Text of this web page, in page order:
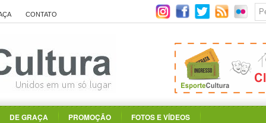
CONTATO
DE GRAÇA PROMOÇÃO FOTOS E VÍDEOS